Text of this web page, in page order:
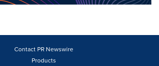
Contact PR Newswire
Products